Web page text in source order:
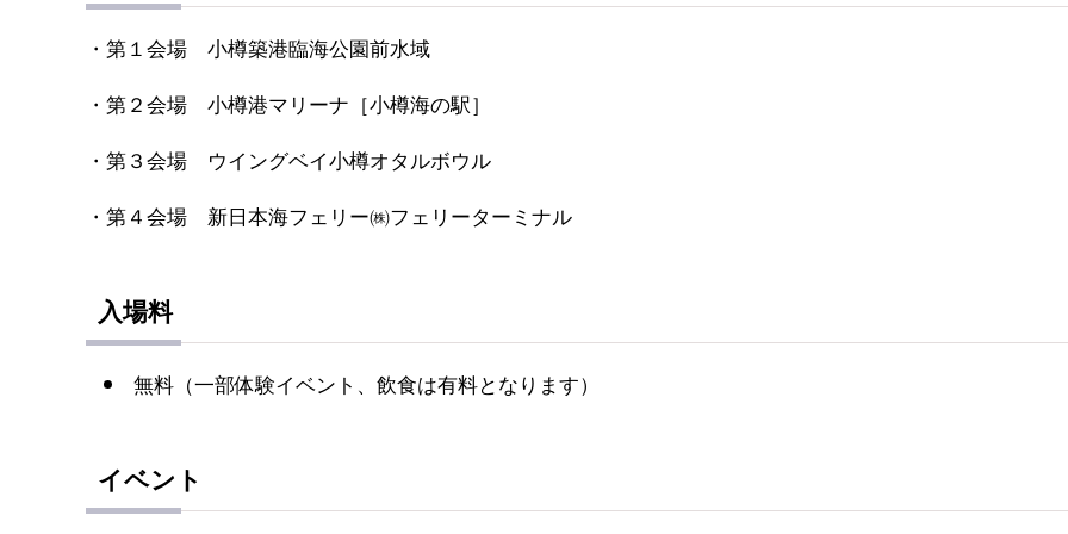
・第１会場 小樽築港臨海公園前水域
・第２会場 小樽港マリーナ［小樽海の駅］
・第３会場 ウイングベイ小樽オタルボウル
・第４会場 新日本海フェリー㈱フェリーターミナル
入場料
無料（一部体験イベント、飲食は有料となります）
イベント